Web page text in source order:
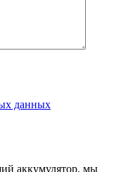
данных
аккумулятор, мы